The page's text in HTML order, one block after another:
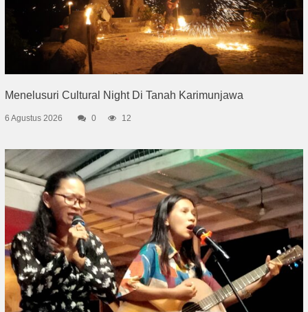
Menelusuri Cultural Night Di Tanah Karimunjawa
6 Agustus 2026 0 12